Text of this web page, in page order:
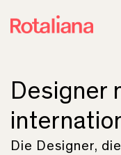
Designer
Die Designer,